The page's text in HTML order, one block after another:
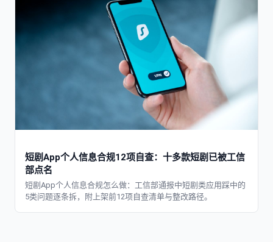
短剧App个人信息合规12项自查：十多款短剧已被工信
部点名
短剧App个人信息合规怎么做：工信部通报中短剧类应用踩中的
5类问题逐条拆，附上架前12项自查清单与整改路径。